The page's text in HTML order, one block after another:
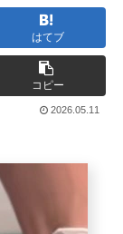
はてブ
コピー
2026.05.11